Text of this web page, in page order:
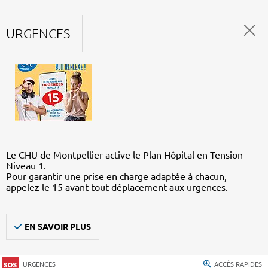
URGENCES
Le CHU de Montpellier active le Plan Hôpital en Tension –
Niveau 1.
Pour garantir une prise en charge adaptée à chacun,
appelez le 15 avant tout déplacement aux urgences.
EN SAVOIR PLUS
URGENCES ACCÈS RAPIDES